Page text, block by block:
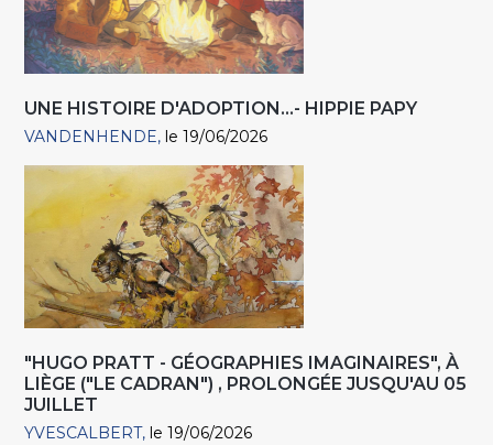
UNE HISTOIRE D'ADOPTION...- HIPPIE PAPY
VANDENHENDE le 19/06/2026
"HUGO PRATT - GÉOGRAPHIES IMAGINAIRES", À
LIÈGE ("LE CADRAN") , PROLONGÉE JUSQU'AU 05
JUILLET
YVESCALBERT le 19/06/2026